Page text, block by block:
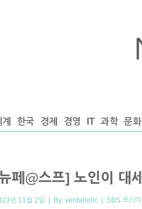
한국 경제 경영 IT 과학 문화
페@스프] 노인이 대
년 11월 2일 | By: veritaholic | SBS 프리미